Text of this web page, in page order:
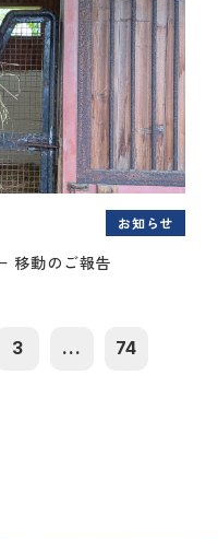
お知らせ
移動のご報告
3 ... 74